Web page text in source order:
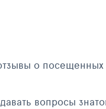
о посещенных
вопросы